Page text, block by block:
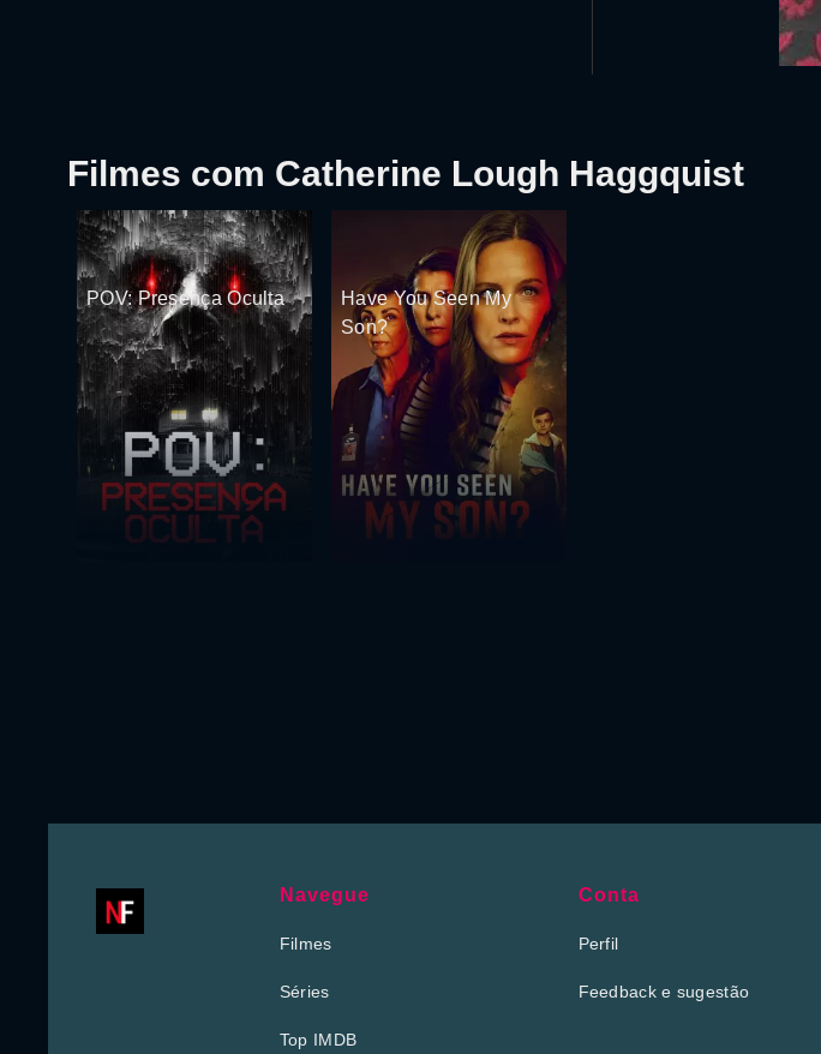
Filmes com Catherine Lough Haggquist
POV: Presença Oculta
Have You Seen My
Son?
Navegue
Filmes
Séries
Top IMDB
Conta
Perfil
Feedback e sugestão